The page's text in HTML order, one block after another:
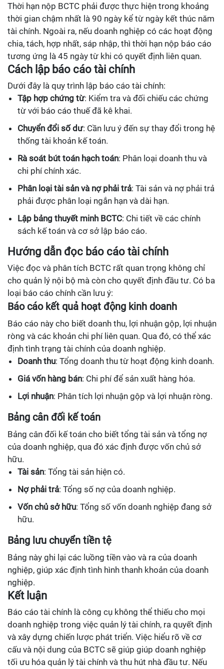
Thời hạn nộp BCTC phải được thực hiện trong khoảng
thời gian chậm nhất là 90 ngày kể từ ngày kết thúc năm
tài chính. Ngoài ra, nếu doanh nghiệp có các hoạt động
chia, tách, hợp nhất, sáp nhập, thì thời hạn nộp báo cáo
tương ứng là 45 ngày từ khi có quyết định liên quan.
Cách lập báo cáo tài chính
Dưới đây là quy trình lập báo cáo tài chính:
Tập hợp chứng từ: Kiểm tra và đối chiếu các chứng
từ với báo cáo thuế đã kê khai.
Chuyển đổi số dư: Cần lưu ý đến sự thay đổi trong hệ
thống tài khoản kế toán.
Rà soát bút toán hạch toán: Phân loại doanh thu và
chi phí chính xác.
Phân loại tài sản và nợ phải trả: Tài sản và nợ phải trả
phải được phân loại ngắn hạn và dài hạn.
Lập bảng thuyết minh BCTC: Chi tiết về các chính
sách kế toán và cơ sở lập báo cáo.
Hướng dẫn đọc báo cáo tài chính
Việc đọc và phân tích BCTC rất quan trọng không chỉ
cho quản lý nội bộ mà còn cho quyết định đầu tư. Có ba
loại báo cáo chính cần lưu ý:
Báo cáo kết quả hoạt động kinh doanh
Báo cáo này cho biết doanh thu, lợi nhuận gộp, lợi nhuận
ròng và các khoản chi phí liên quan. Qua đó, có thể xác
định tình trạng tài chính của doanh nghiệp.
Doanh thu: Tổng doanh thu từ hoạt động kinh doanh.
Giá vốn hàng bán: Chi phí để sản xuất hàng hóa.
Lợi nhuận: Phân tích lợi nhuận gộp và lợi nhuận ròng.
Bảng cân đối kế toán
Bảng cân đối kế toán cho biết tổng tài sản và tổng nợ
của doanh nghiệp, qua đó xác định được vốn chủ sở
hữu.
Tài sản: Tổng tài sản hiện có.
Nợ phải trả: Tổng số nợ của doanh nghiệp.
Vốn chủ sở hữu: Tổng số vốn doanh nghiệp đang sở
hữu.
Bảng lưu chuyển tiền tệ
Bảng này ghi lại các luồng tiền vào và ra của doanh
nghiệp, giúp xác định tình hình thanh khoản của doanh
nghiệp.
Kết luận
Báo cáo tài chính là công cụ không thể thiếu cho mọi
doanh nghiệp trong việc quản lý tài chính, ra quyết định
và xây dựng chiến lược phát triển. Việc hiểu rõ về cơ
cấu và nội dung của BCTC sẽ giúp giúp doanh nghiệp
tối ưu hóa quản lý tài chính và thu hút nhà đầu tư. Nếu